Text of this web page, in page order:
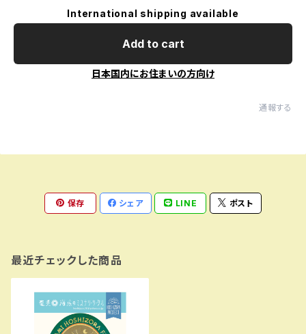
International shipping available
Add to cart
日本国内にお住まいの方向け
通報する
保存 シェア LINE ポスト
最近チェックした商品